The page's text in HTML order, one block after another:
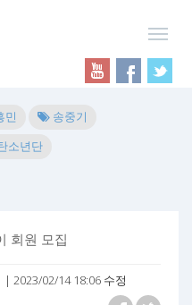
민
송중기
소년단
회원 모집
2023/02/14 18:06 수정